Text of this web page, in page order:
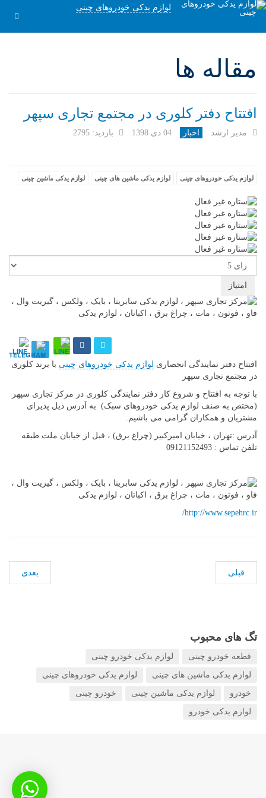
لوازم یدکی خودروهای چینی
مقاله ها
افتتاح دفتر کلوری در مجتمع تجاری سپهر
مدیر ارشد اخبار 04 دی 1398 بازدید: 2795
لوازم یدکی خودروهای چینی لوازم یدکی ماشین های چینی لوازم یدکی ماشین چینی
لطفا
رای
دهید
افتتاح دفتر نمایندگی انحصاری لوازم یدکی خودروهای چینی با برند کلوری
در مجتمع تجاری سپهر
با توجه به افتتاح و شروع کار دفتر نمایندگی کلوری در مرکز تجاری سپهر
(مختص به صنف لوازم یدکی خودروهای سبک) به آدرس ذیل پذیرای
مشتریان و همکاران گرامی می باشیم.
آدرس :تهران ، خیابان امیرکبیر (چراغ برق) ، قبل از خیابان ملت طبقه
تلفن تماس : 09121152493
http://www.sepehrc.ir/
قبلی بعدی
تگ های محبوب
قطعه خودرو چینی لوازم یدکی خودرو چینی
لوازم یدکی ماشین های چینی لوازم یدکی خودروهای چینی
خودرو لوازم یدکی ماشین چینی خودرو چینی
لوازم یدکی خودرو